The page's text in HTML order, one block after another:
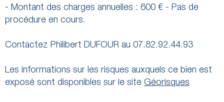
- Montant des charges annuelles : 600 € - Pas de
procédure en cours.
Contactez Philibert DUFOUR au 07.82.92.44.93
Les informations sur les risques auxquels ce bien est
exposé sont disponibles sur le site Géorisques